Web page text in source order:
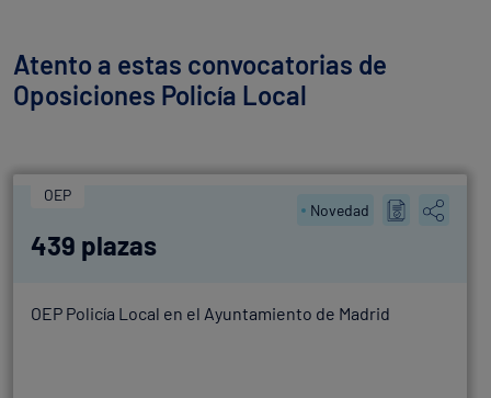
Atento a estas convocatorias de
Oposiciones Policía Local
OEP
Novedad
439 plazas
OEP Policía Local en el Ayuntamiento de Madrid